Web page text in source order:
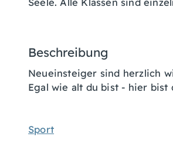
Beschreibung
Neueinsteiger sind herzlich
Egal wie alt du bist - hier bist
Sport